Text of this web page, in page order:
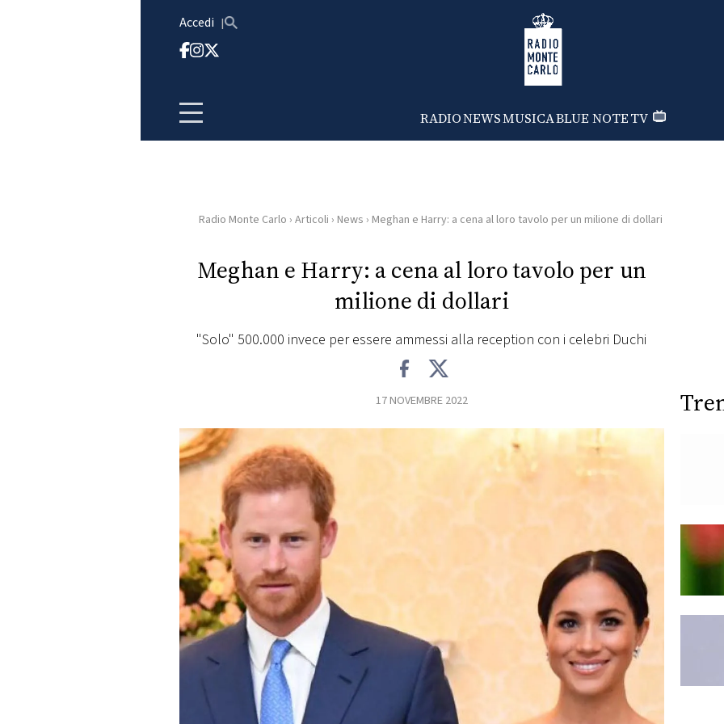
Accedi Radio Monte Carlo
RADIONEWSMUSICABLUE NOTETV
HOME
RADIO
RADIO
NEWS
FOTO
CONCORSI
EVENTI
VIDEO
PRINCIPATO
Radio Monte Carlo › Articoli › News › Meghan e Harry: a cena al loro tavolo per un milione di dollari
Meghan e Harry: a cena al loro tavolo per un
milione di dollari
"Solo" 500.000 invece per essere ammessi alla reception con i celebri Duchi
17 NOVEMBRE 2022